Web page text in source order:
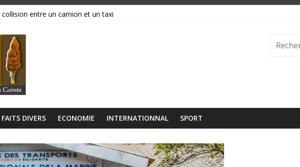
entre un camion et un taxi
de grève
ses institutions fonctionnent »
découvert à quelques mètres de la grande mosquée
FAITS DIVERS ECONOMIE INTERNATIONNAL SPORT